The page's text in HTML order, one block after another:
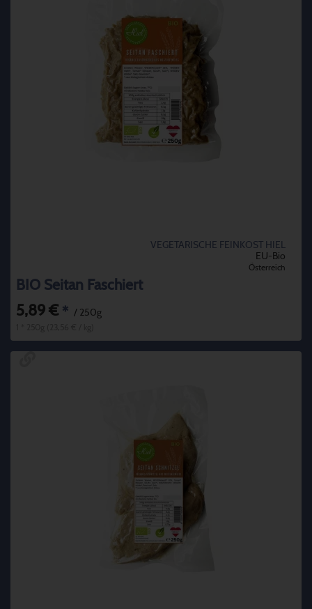
VEGETARISCHE FEINKOST HIEL
EU-Bio
Österreich
BIO Seitan Faschiert
5,89 € * / 250g